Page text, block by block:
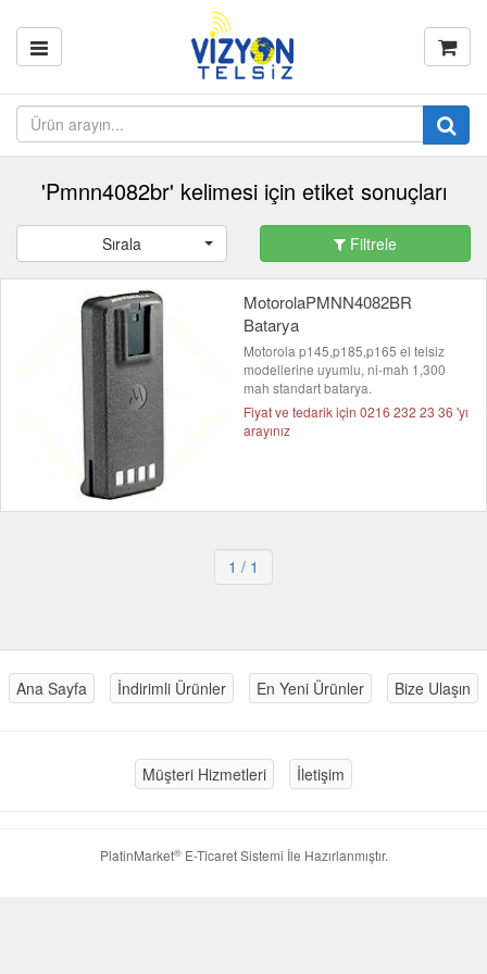
'Pmnn4082br' kelimesi için etiket sonuçları
Sırala Filtrele
MotorolaPMNN4082BR
Batarya
Motorola p145,p185,p165 el telsiz
modellerine uyumlu, ni-mah 1,300
mah standart batarya.
Fiyat ve tedarik için 0216 232 23 36 'yı
arayınız
1 / 1
Ana Sayfa İndirimli Ürünler En Yeni Ürünler Bize Ulaşın
Müşteri Hizmetleri İletişim
PlatinMarket®E-Ticaret Sistemi İle Hazırlanmıştır.